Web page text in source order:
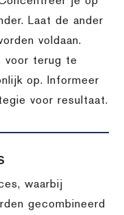
Laat de ander
voldaan.
voor terug te
op. Informeer
voor resultaat.
waarbij
gecombineerd